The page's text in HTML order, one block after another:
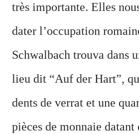
très importante. Elles
dater l’occupation
Schwalbach trouva dans
lieu dit “Auf der Hart”,
dents de verrat et une
pièces de monnaie datant